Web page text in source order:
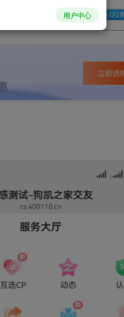
间联系我们删除！ Q群：
用户中心